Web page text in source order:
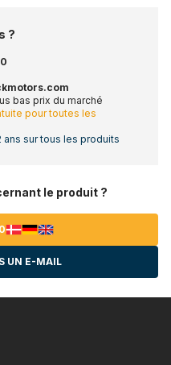
?
bas prix du marché
pour toutes les
ans sur tous les produits
le produit ?
UN E-MAIL